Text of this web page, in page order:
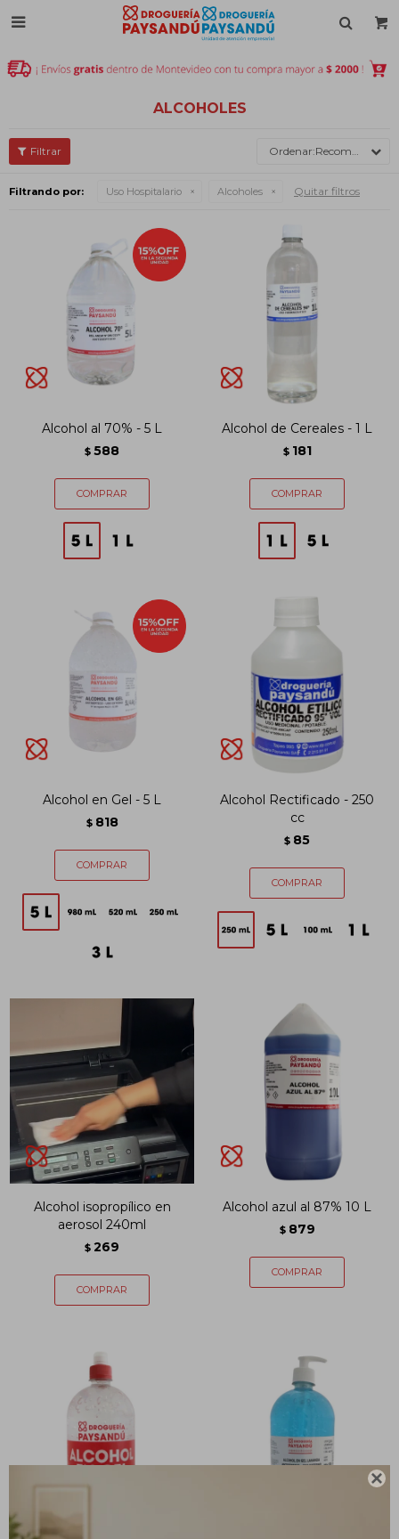


ALCOHOLES
Recomendados
Filtrando por: Uso Hospitalario Alcoholes Quitar filtros
Alcohol al 70% - 5 L
$ 588
Alcohol de Cereales - 1 L
$ 181
Alcohol en Gel - 5 L
$ 818
Alcohol Rectificado - 250
cc
$ 85
Alcohol isopropílico en
aerosol 240ml
$ 269
Alcohol azul al 87% 10 L
$ 879